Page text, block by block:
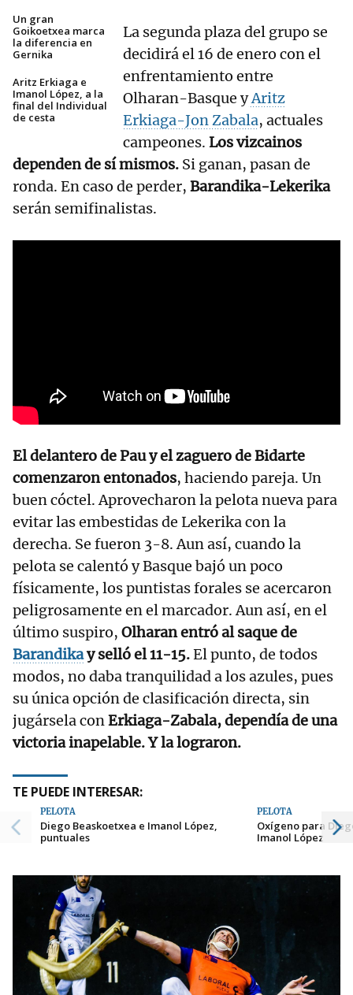
Un gran
Goikoetxea marca
la diferencia en
Gernika
Aritz Erkiaga e
Imanol López, a la
final del Individual
de cesta
La segunda plaza del grupo se
decidirá el 16 de enero con el
enfrentamiento entre
Olharan-Basque yAritz
Erkiaga-Jon Zabala, actuales
campeones. Los vizcainos
dependen de sí mismos. Si ganan, pasan de
ronda. En caso de perder, Barandika-Lekerika
serán semifinalistas.
El delantero de Pau y el zaguero de Bidarte
comenzaron entonados, haciendo pareja. Un
buen cóctel. Aprovecharon la pelota nueva para
evitar las embestidas de Lekerika con la
derecha. Se fueron 3-8. Aun así, cuando la
pelota se calentó y Basque bajó un poco
físicamente, los puntistas forales se acercaron
peligrosamente en el marcador. Aun así, en el
último suspiro, Olharan entró al saque de
Barandikay selló el 11-15.El punto, de todos
modos, no daba tranquilidad a los azules, pues
su única opción de clasificación directa, sin
jugársela conErkiaga-Zabala, dependía de una
victoria inapelable. Y la lograron.
TE PUEDE INTERESAR:
PELOTA
Diego Beaskoetxea e Imanol López,
puntuales
PELOTA
Oxígeno para
Imanol López